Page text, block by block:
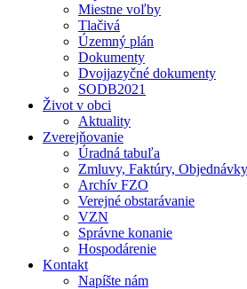
Miestne voľby
Tlačivá
Územný plán
Dokumenty
Dvojjazyčné dokumenty
SODB2021
Život v obci
Aktuality
Zverejňovanie
Úradná tabuľa
Zmluvy, Faktúry, Objednávky
Archív FZO
Verejné obstarávanie
VZN
Správne konanie
Hospodárenie
Kontakt
Napíšte nám